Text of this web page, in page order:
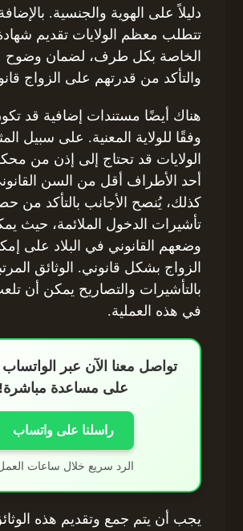
دليلاً على الهوية والجنسية.
تتطلب معظم الولايات تقديم شهادة
الخاصة بكل طرف، لضمان وضوح
والتأكد من قدرتهم على الزواج
هناك أيضًا مستندات إضافية قد
وفقًا للولاية المعنية. على سبيل
الولايات قد تحتاج إلى إذن من
أحد الأطراف أقل من السن
كذلك، يُنصح الأجانب بالتأكد من
تأشيرات الدخول الملائمة، حيث
وضعهم القانوني في البلاد على
الزواج بشكل قانوني. الوثائق
بالتأشيرات والتصاريح يمكن أن
في هذه العملية.
تواصل معنا الآن عبر
على مساعدة مباشرة!
راسلنا على واتساب
الرد سريع خلال ساعات
يجب أن يتم جمع وتقديم هذه